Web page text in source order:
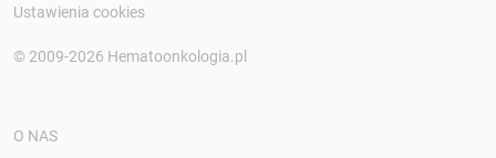
Ustawienia cookies
© 2009-2026 Hematoonkologia.pl
O NAS